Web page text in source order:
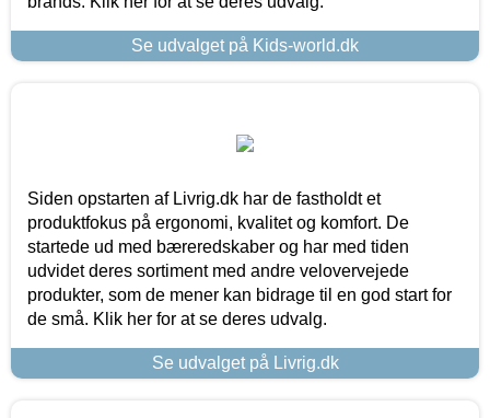
Se udvalget på Kids-world.dk
Siden opstarten af Livrig.dk har de fastholdt et
produktfokus på ergonomi, kvalitet og komfort. De
startede ud med bæreredskaber og har med tiden
udvidet deres sortiment med andre velovervejede
produkter, som de mener kan bidrage til en god start for
de små. Klik her for at se deres udvalg.
Se udvalget på Livrig.dk